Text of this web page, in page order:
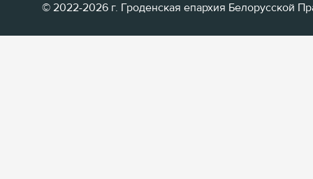
© 2022-2026 г. Гроденская епархия Белорусской